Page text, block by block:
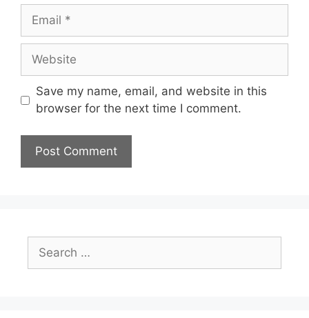
Email
Website
Save my name, email, and website in this
browser for the next time I comment.
for: